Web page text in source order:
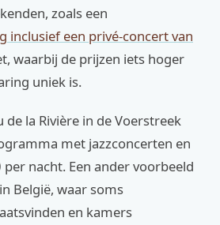
zoals een
inclusief een privé-concert van
waarbij de prijzen iets hoger
uniek is.
de la Rivière in de Voerstreek
met jazzconcerten en
nacht. Een ander voorbeeld
België, waar soms
en kamers